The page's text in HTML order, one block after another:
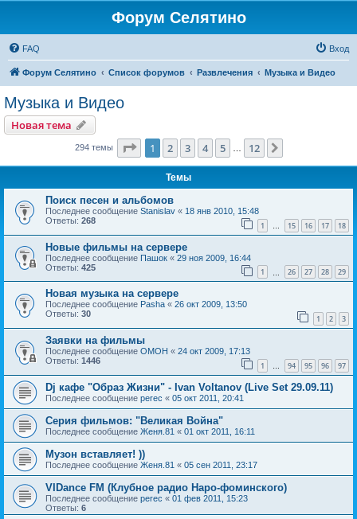
Форум Селятино
FAQ Вход
Форум Селятино Список форумов Развлечения Музыка и Видео
Музыка и Видео
Новая тема
294 темы Страница из 12
1 2 3 4 5 12
Темы
Поиск песен и альбомов
Последнее сообщение Stanislav « 18 янв 2010, 15:48
Ответы: 268 1 … 15 16 17 18
Новые фильмы на сервере
Последнее сообщение Пашок « 29 ноя 2009, 16:44
Ответы: 425 1 26 27 28 29
Новая музыка на сервере
Последнее сообщение Pasha « 26 окт 2009, 13:50
Ответы: 30 1 2 3
Заявки на фильмы
Последнее сообщение OMOH « 24 окт 2009, 17:13
Ответы: 1446 1 … 94 95 96 97
Dj кафе "Образ Жизни" - Ivan Voltanov (Live Set 29.09.11)
Последнее сообщение perec « 05 окт 2011, 20:41
Серия фильмов: "Великая Война"
Последнее сообщение Женя.81 « 01 окт 2011, 16:11
Музон вставляет! ))
Последнее сообщение Женя.81 « 05 сен 2011, 23:17
VIDance FM (Клубное радио Наро-фоминского)
Последнее сообщение perec « 01 фев 2011, 15:23
Ответы: 6